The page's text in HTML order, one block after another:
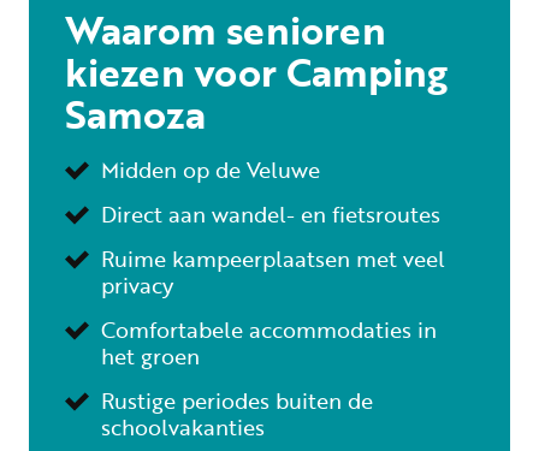
Waarom senioren
kiezen voor Camping
Samoza
Midden op de Veluwe
Direct aan wandel- en fietsroutes
Ruime kampeerplaatsen met veel
privacy
Comfortabele accommodaties in
het groen
Rustige periodes buiten de
schoolvakanties